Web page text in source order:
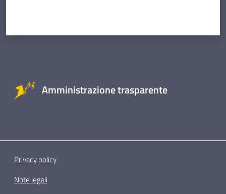
Amministrazione trasparente
Privacy policy
Note legali